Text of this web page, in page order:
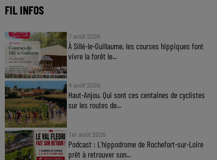
FIL INFOS
7 août 2026
À Sillé-le-Guillaume, les courses hippiques font
vivre la forêt le...
4 août 2026
Haut-Anjou. Qui sont ces centaines de cyclistes
sur les routes de...
1er août 2026
Podcast : L’hippodrome de Rochefort-sur-Loire
prêt à retrouver son...